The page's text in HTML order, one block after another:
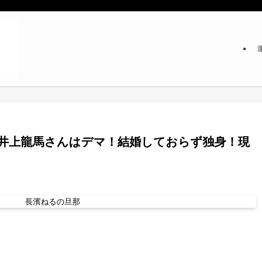
上龍馬さんはデマ！結婚しておらず独身！現